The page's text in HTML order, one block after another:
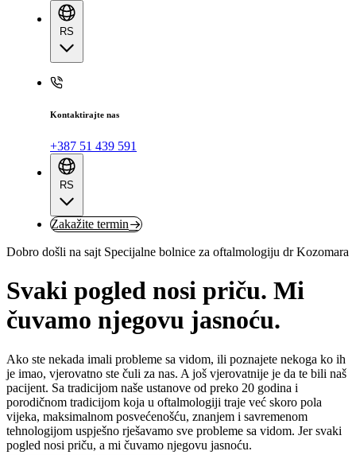
RS
Kontaktirajte nas
+387 51 439 591
RS
Zakažite termin
Dobro došli na sajt Specijalne bolnice za oftalmologiju dr Kozomara
Svaki pogled nosi priču. Mi
čuvamo njegovu jasnoću.
Ako ste nekada imali probleme sa vidom, ili poznajete nekoga ko ih
je imao, vjerovatno ste čuli za nas. A još vjerovatnije je da te bili naš
pacijent. Sa tradicijom naše ustanove od preko 20 godina i
porodičnom tradicijom koja u oftalmologiji traje već skoro pola
vijeka, maksimalnom posvećenošću, znanjem i savremenom
tehnologijom uspješno rješavamo sve probleme sa vidom. Jer svaki
pogled nosi priču, a mi čuvamo njegovu jasnoću.